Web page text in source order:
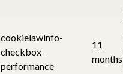
cookielawinfo-
checkbox-
performance
11
months